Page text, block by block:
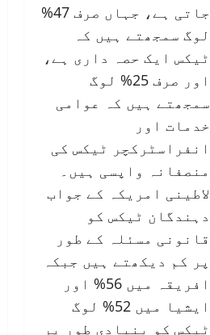
جاتی ہے، جہاں صرف 47%
لوگ سمجھتے ہیں کہ
ٹیکس ایک حصہ داری ہے،
اور صرف 25% لوگ
سمجھتے ہیں کہ عوامی
خدمات اور
انفراسٹرکچر ٹیکس کی
منصفانہ واپسی ہیں۔
لاطینی امریکہ کے جواب
دہندگان ٹیکس کو
قانونی مسئلہ کے طور
پر کم دیکھتے ہیں جبکہ
افریقہ میں 56% اور
ایشیا میں 52% لوگ
ٹیکس کو بنیادی طور پر